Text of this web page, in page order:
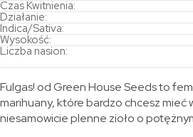
Czas Kwitnienia:
Działanie:
Indica/Sativa:
Wysokość:
Liczba nasion:
Fulgas! od Green House Seeds to
marihuany, które bardzo chcesz mieć
niesamowicie plenne zioło o